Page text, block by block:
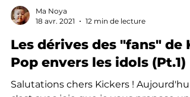
Ma Noya
18 avr. 2021
12 min de lecture
Les dérives des "fans" de
Pop envers les idols (Pt.1)